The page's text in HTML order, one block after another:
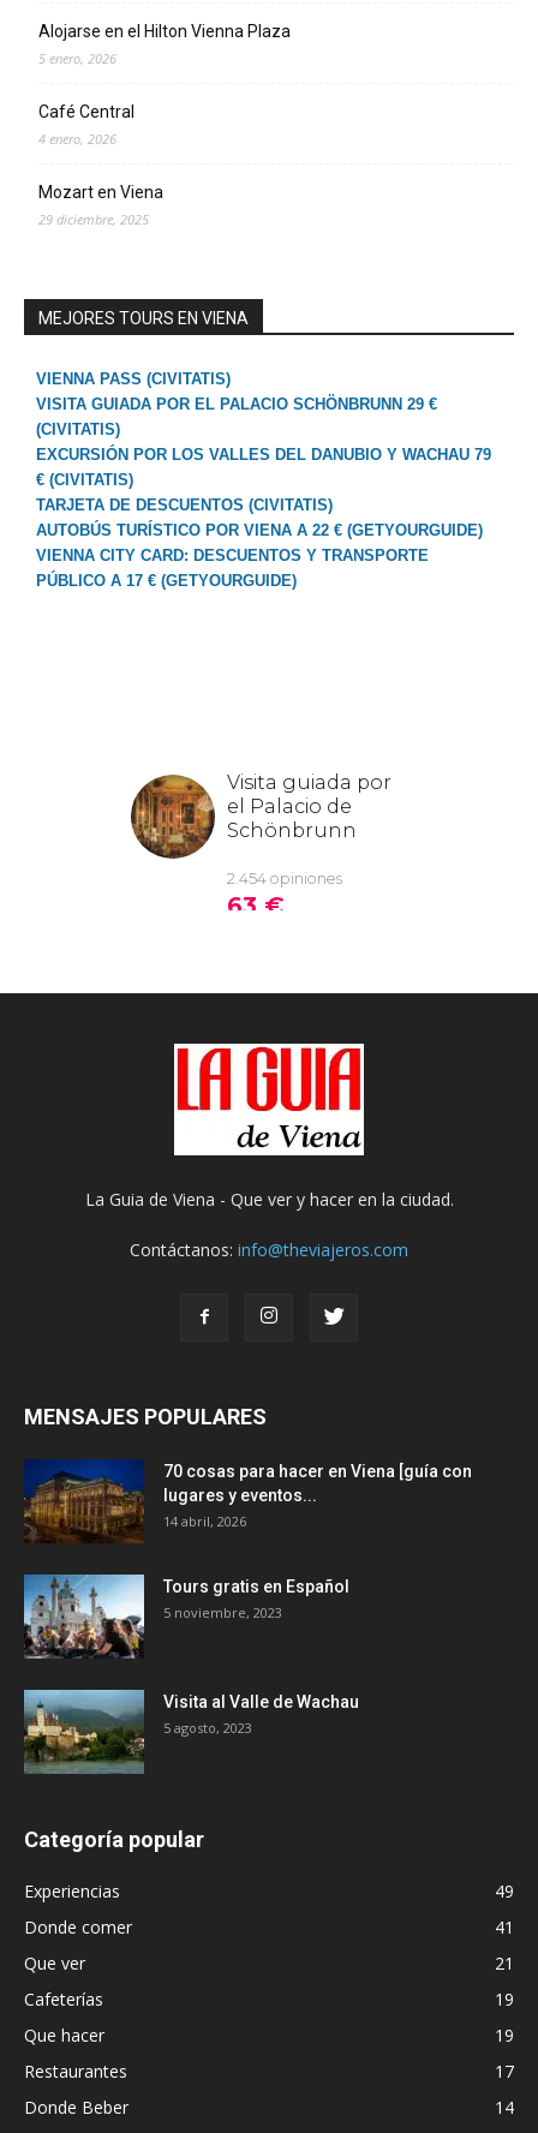
Alojarse en el Hilton Vienna Plaza
5 enero, 2026
Café Central
4 enero, 2026
Mozart en Viena
29 diciembre, 2025
MEJORES TOURS EN VIENA
VIENNA PASS (CIVITATIS)
VISITA GUIADA POR EL PALACIO SCHÖNBRUNN 29 €
(CIVITATIS)
EXCURSIÓN POR LOS VALLES DEL DANUBIO Y WACHAU 79
€ (CIVITATIS)
TARJETA DE DESCUENTOS (CIVITATIS)
AUTOBÚS TURÍSTICO POR VIENA A 22 € (GETYOURGUIDE)
VIENNA CITY CARD: DESCUENTOS Y TRANSPORTE
PÚBLICO A 17 € (GETYOURGUIDE)
La Guia de Viena - Que ver y hacer en la ciudad.
Contáctanos: info@theviajeros.com
MENSAJES POPULARES
70 cosas para hacer en Viena [guía con
lugares y eventos...
14 abril, 2026
Tours gratis en Español
5 noviembre, 2023
Visita al Valle de Wachau
5 agosto, 2023
Categoría popular
Experiencias
49
Donde comer
41
Que ver
21
Cafeterías
19
Que hacer
19
Restaurantes
17
Donde Beber
14